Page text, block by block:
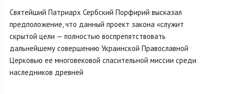
Святейший Патриарх Сербский Порфирий высказал
предположение, что данный проект закона «служит
скрытой цели — полностью воспрепятствовать
дальнейшему совершению Украинской Православной
Церковью ее многовековой спасительной миссии среди
наследников древней